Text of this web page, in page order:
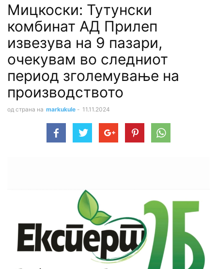
Мицкоски: Тутунски
комбинат АД Прилеп
извезува на 9 пазари,
очекувам во следниот
период зголемување на
производството
од страна на markukule - 11.11.2024